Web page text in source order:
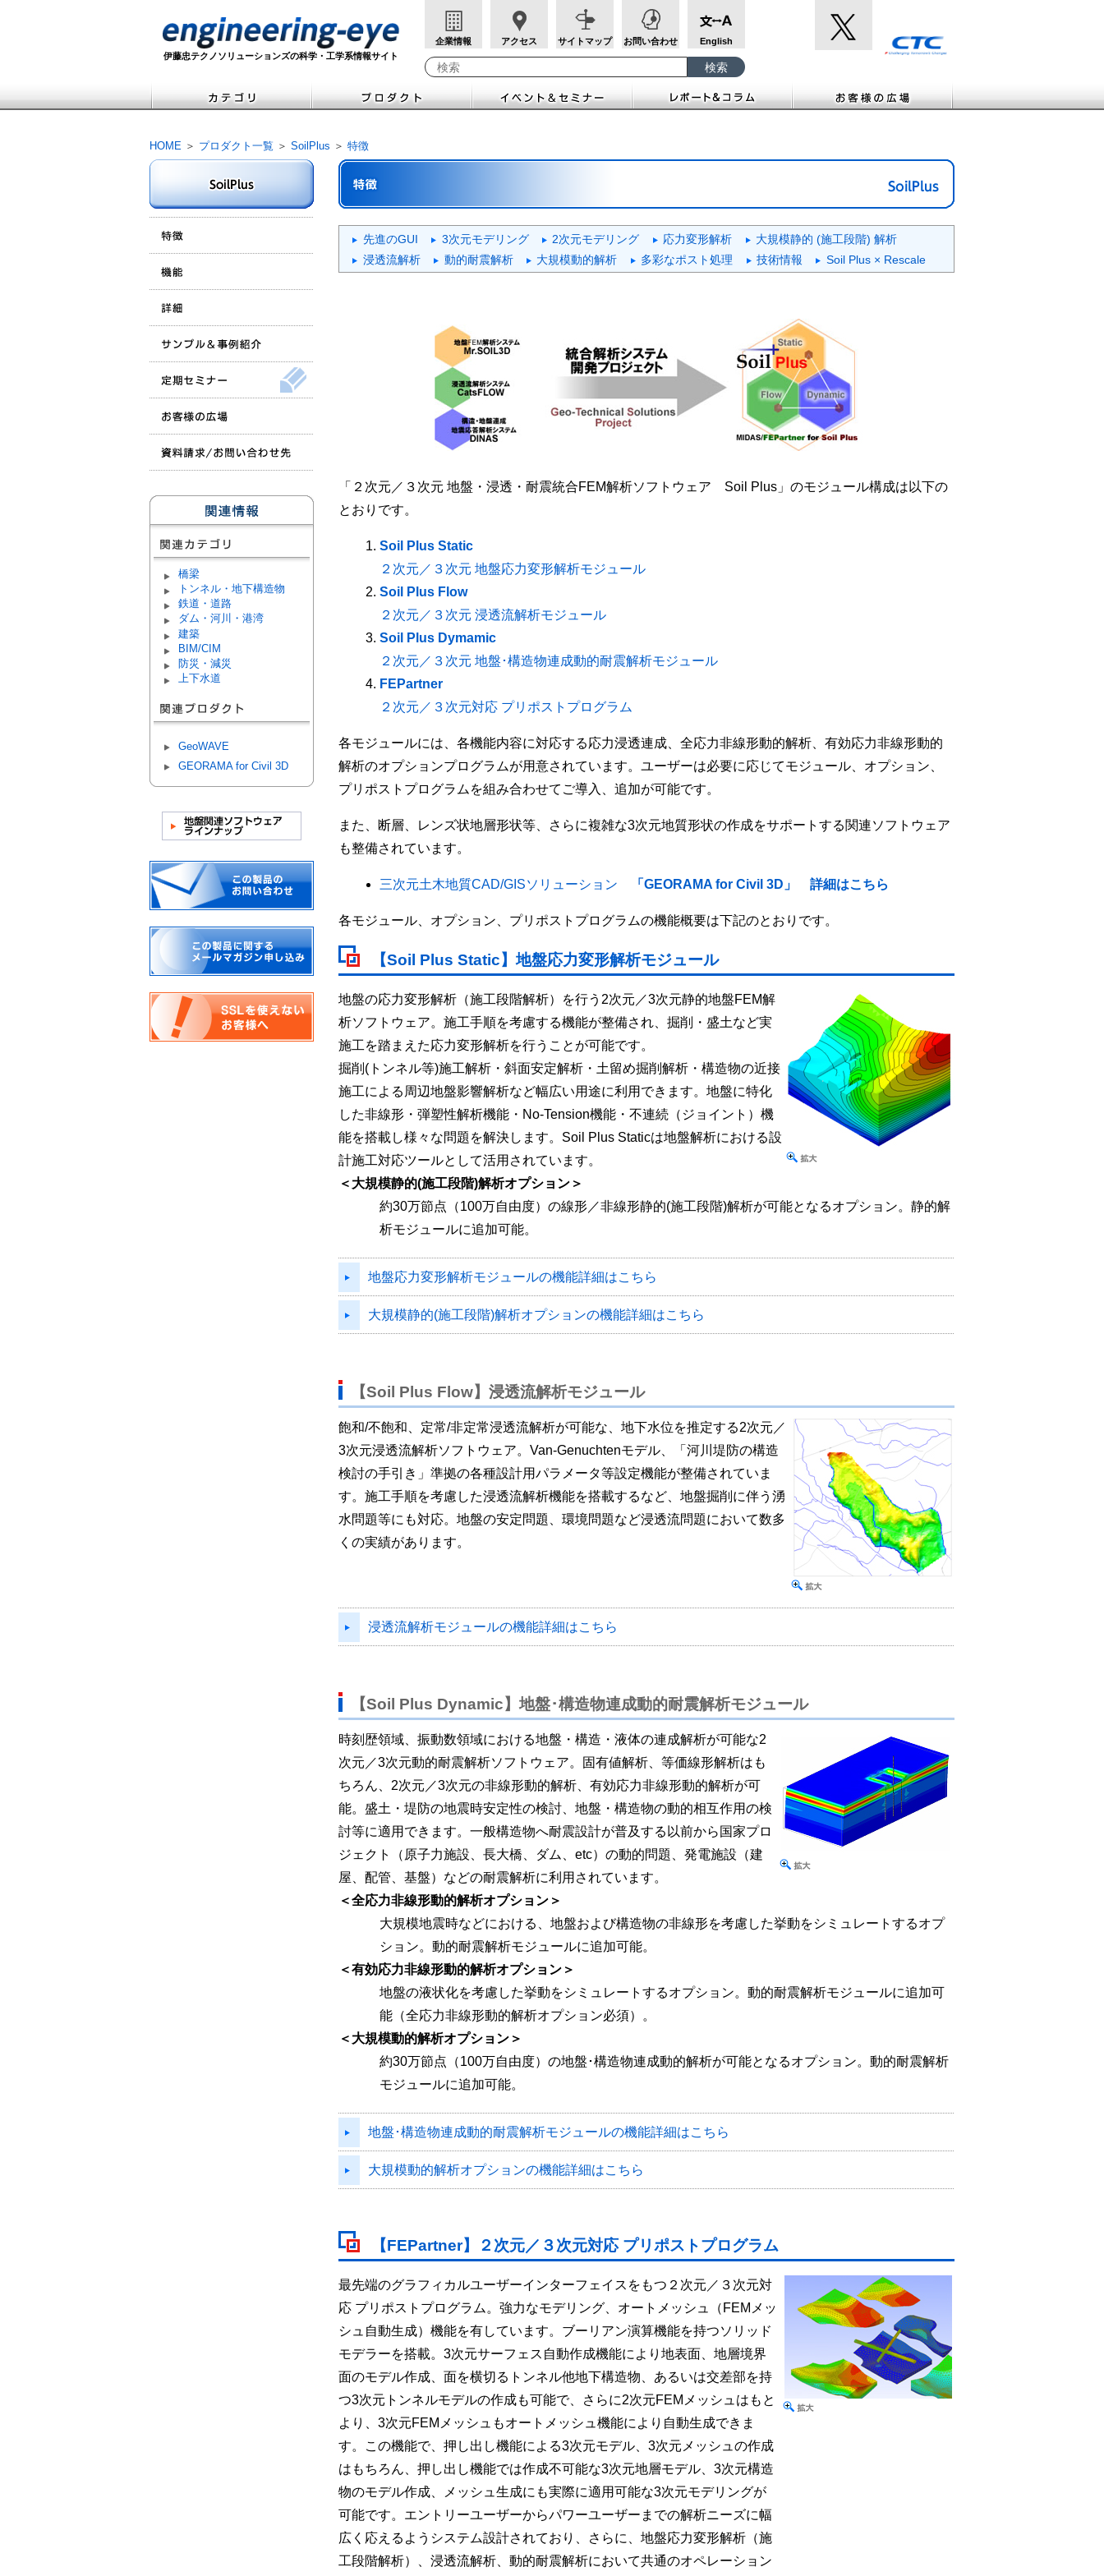
伊藤忠テクノソリューションズの科学・工学系情報サイト
企業情報 アクセス サイトマップ お問い合わせ English
検索キーワード入力 検索
HOME ＞ プロダクト一覧 ＞ SoilPlus ＞ 特徴
橋梁
トンネル・地下構造物
鉄道・道路
ダム・河川・港湾
建築
BIM/CIM
防災・減災
上下水道
GeoWAVE
GEORAMA for Civil 3D
先進のGUI 3次元モデリング 2次元モデリング 応力変形解析
大規模静的 (施工段階) 解析
浸透流解析
動的耐震解析 大規模動的解析 多彩なポスト処理 技術情報 Soil Plus × Rescale
「２次元／３次元 地盤・浸透・耐震統合FEM解析ソフトウェア Soil Plus」のモジュール構成は以下の
とおりです。
Soil Plus Static
２次元／３次元 地盤応力変形解析モジュール
Soil Plus Flow
２次元／３次元 浸透流解析モジュール
Soil Plus Dymamic
２次元／３次元 地盤･構造物連成動的耐震解析モジュール
FEPartner
２次元／３次元対応 プリポストプログラム
各モジュールには、各機能内容に対応する応力浸透連成、全応力非線形動的解析、有効応力非線形動的
解析のオプションプログラムが用意されています。ユーザーは必要に応じてモジュール、オプション、
プリポストプログラムを組み合わせてご導入、追加が可能です。
また、断層、レンズ状地層形状等、さらに複雑な3次元地質形状の作成をサポートする関連ソフトウェア
も整備されています。
三次元土木地質CAD/GISソリューション 「GEORAMA for Civil 3D」 詳細はこちら
各モジュール、オプション、プリポストプログラムの機能概要は下記のとおりです。
【Soil Plus Static】地盤応力変形解析モジュール
地盤の応力変形解析（施工段階解析）を行う2次元／3次元静的地盤FEM解
析ソフトウェア。施工手順を考慮する機能が整備され、掘削・盛土など実
施工を踏まえた応力変形解析を行うことが可能です。
掘削(トンネル等)施工解析・斜面安定解析・土留め掘削解析・構造物の近接
施工による周辺地盤影響解析など幅広い用途に利用できます。地盤に特化
した非線形・弾塑性解析機能・No-Tension機能・不連続（ジョイント）機
能を搭載し様々な問題を解決します。Soil Plus Staticは地盤解析における設
計施工対応ツールとして活用されています。
＜大規模静的(施工段階)解析オプション＞
約30万節点（100万自由度）の線形／非線形静的(施工段階)解析が可能となるオプション。静的解
析モジュールに追加可能。
地盤応力変形解析モジュールの機能詳細はこちら
大規模静的(施工段階)解析オプションの機能詳細はこちら
【Soil Plus Flow】浸透流解析モジュール
飽和/不飽和、定常/非定常浸透流解析が可能な、地下水位を推定する2次元／
3次元浸透流解析ソフトウェア。Van-Genuchtenモデル、「河川堤防の構造
検討の手引き」準拠の各種設計用パラメータ等設定機能が整備されていま
す。施工手順を考慮した浸透流解析機能を搭載するなど、地盤掘削に伴う湧
水問題等にも対応。地盤の安定問題、環境問題など浸透流問題において数多
くの実績があります。
浸透流解析モジュールの機能詳細はこちら
【Soil Plus Dynamic】地盤･構造物連成動的耐震解析モジュール
時刻歴領域、振動数領域における地盤・構造・液体の連成解析が可能な2
次元／3次元動的耐震解析ソフトウェア。固有値解析、等価線形解析はも
ちろん、2次元／3次元の非線形動的解析、有効応力非線形動的解析が可
能。盛土・堤防の地震時安定性の検討、地盤・構造物の動的相互作用の検
討等に適用できます。一般構造物へ耐震設計が普及する以前から国家プロ
ジェクト（原子力施設、長大橋、ダム、etc）の動的問題、発電施設（建
屋、配管、基盤）などの耐震解析に利用されています。
＜全応力非線形動的解析オプション＞
大規模地震時などにおける、地盤および構造物の非線形を考慮した挙動をシミュレートするオプ
ション。動的耐震解析モジュールに追加可能。
＜有効応力非線形動的解析オプション＞
地盤の液状化を考慮した挙動をシミュレートするオプション。動的耐震解析モジュールに追加可
能（全応力非線形動的解析オプション必須）。
＜大規模動的解析オプション＞
約30万節点（100万自由度）の地盤･構造物連成動的解析が可能となるオプション。動的耐震解析
モジュールに追加可能。
地盤･構造物連成動的耐震解析モジュールの機能詳細はこちら
大規模動的解析オプションの機能詳細はこちら
【FEPartner】２次元／３次元対応 プリポストプログラム
最先端のグラフィカルユーザーインターフェイスをもつ２次元／３次元対
応 プリポストプログラム。強力なモデリング、オートメッシュ（FEMメッ
シュ自動生成）機能を有しています。ブーリアン演算機能を持つソリッド
モデラーを搭載。3次元サーフェス自動作成機能により地表面、地層境界
面のモデル作成、面を横切るトンネル他地下構造物、あるいは交差部を持
つ3次元トンネルモデルの作成も可能で、さらに2次元FEMメッシュはもと
より、3次元FEMメッシュもオートメッシュ機能により自動生成できま
す。この機能で、押し出し機能による3次元モデル、3次元メッシュの作成
はもちろん、押し出し機能では作成不可能な3次元地層モデル、3次元構造
物のモデル作成、メッシュ生成にも実際に適用可能な3次元モデリングが
可能です。エントリーユーザーからパワーユーザーまでの解析ニーズに幅
広く応えるようシステム設計されており、さらに、地盤応力変形解析（施
工段階解析）、浸透流解析、動的耐震解析において共通のオペレーション